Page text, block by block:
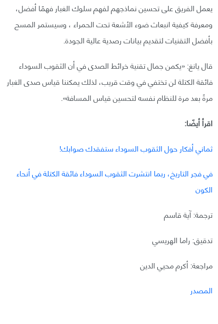
يعمل الفريق على تحسين نماذجهم لفهم سلوك الغبار فهمًا أفضل،
ومعرفة كيفية انبعاث ضوء الأشعة تحت الحمراء ، وسيستمر المسح
بأفضل التقنيات لتقديم بيانات رصدية عالية الجودة.
قال يانغ: «يكمن جمال تقنية خرائط الصدى في أن الثقوب السوداء
فائقة الكتلة لن تختفي في وقت قريب، لذلك يمكننا قياس صدى الغبار
مرةً بعد مرة للنظام نفسه لتحسين قياس المسافة».
اقرأ أيضًا:
ثماني أفكار حول الثقوب السوداء ستفقدك صوابك!
في فجر التاريخ، ربما انتشرت الثقوب السوداء فائقة الكتلة في أنحاء
الكون
ترجمة: آية قاسم
تدقيق: راما الهريسي
مراجعة: أكرم محيي الدين
المصدر